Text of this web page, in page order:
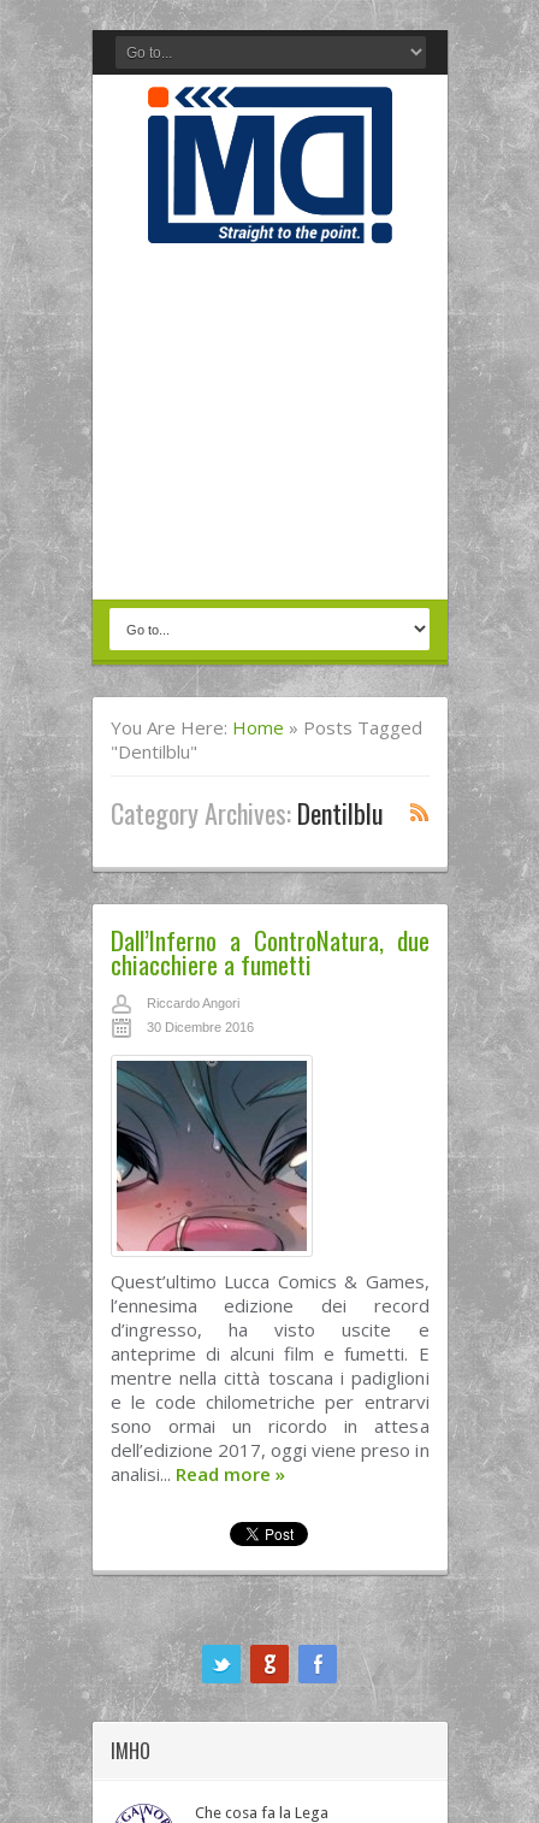
You Are Here: Home » Posts Tagged
"Dentilblu"
Category Archives:Dentilblu
Dall’Inferno a ControNatura, due
chiacchiere a fumetti
Riccardo Angori
30 Dicembre 2016
Quest’ultimo Lucca Comics & Games,
l’ennesima edizione dei record
d’ingresso, ha visto uscite e
anteprime di alcuni film e fumetti. E
mentre nella città toscana i padiglioni
e le code chilometriche per entrarvi
sono ormai un ricordo in attesa
dell’edizione 2017, oggi viene preso in
analisi... Read more »
IMHO
Che cosa fa la Lega